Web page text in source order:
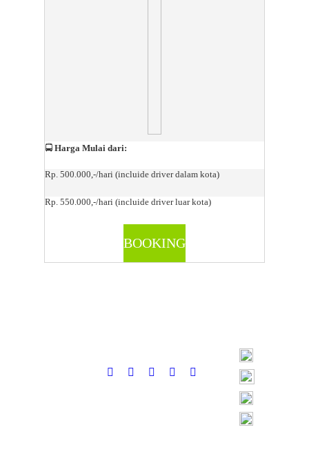
🚍 Harga Mulai dari:
Rp. 500.000,-/hari (incluide driver dalam kota)
Rp. 550.000,-/hari (incluide driver luar kota)
BOOKING